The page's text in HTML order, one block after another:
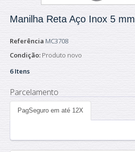
Manilha Reta Aço Inox 5 mm
Referência MC3708
Condição: Produto novo
6 Itens
Parcelamento
PagSeguro em até 12X